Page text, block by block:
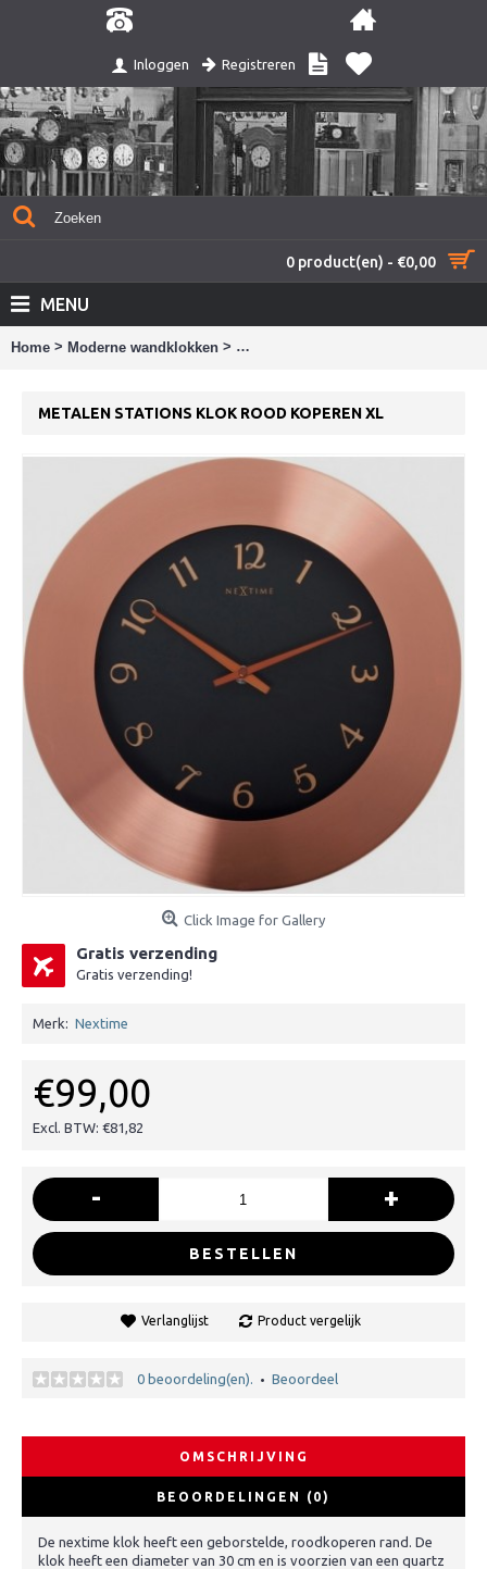
Inloggen Registreren
0 product(en) - €0,00
MENU
Home > Moderne wandklokken > Metalen stations klok rood koperen
METALEN STATIONS KLOK ROOD KOPEREN XL
Click Image for Gallery
Gratis verzending
Gratis verzending!
Merk: Nextime
€99,00
Excl. BTW: €81,82
- +
BESTELLEN
Verlanglijst Product vergelijk
0 beoordeling(en). • Beoordeel
OMSCHRIJVING
BEOORDELINGEN (0)
De nextime klok heeft een geborstelde, roodkoperen rand. De
klok heeft een diameter van 30 cm en is voorzien van een quartz